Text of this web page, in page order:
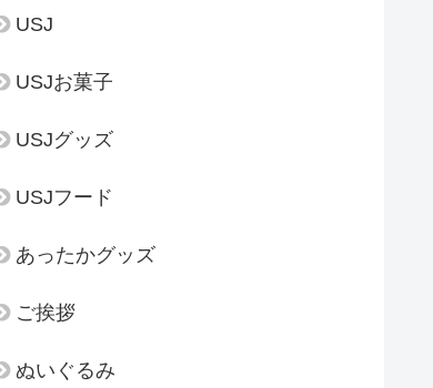
USJ
USJお菓子
USJグッズ
USJフード
あったかグッズ
ご挨拶
ぬいぐるみ